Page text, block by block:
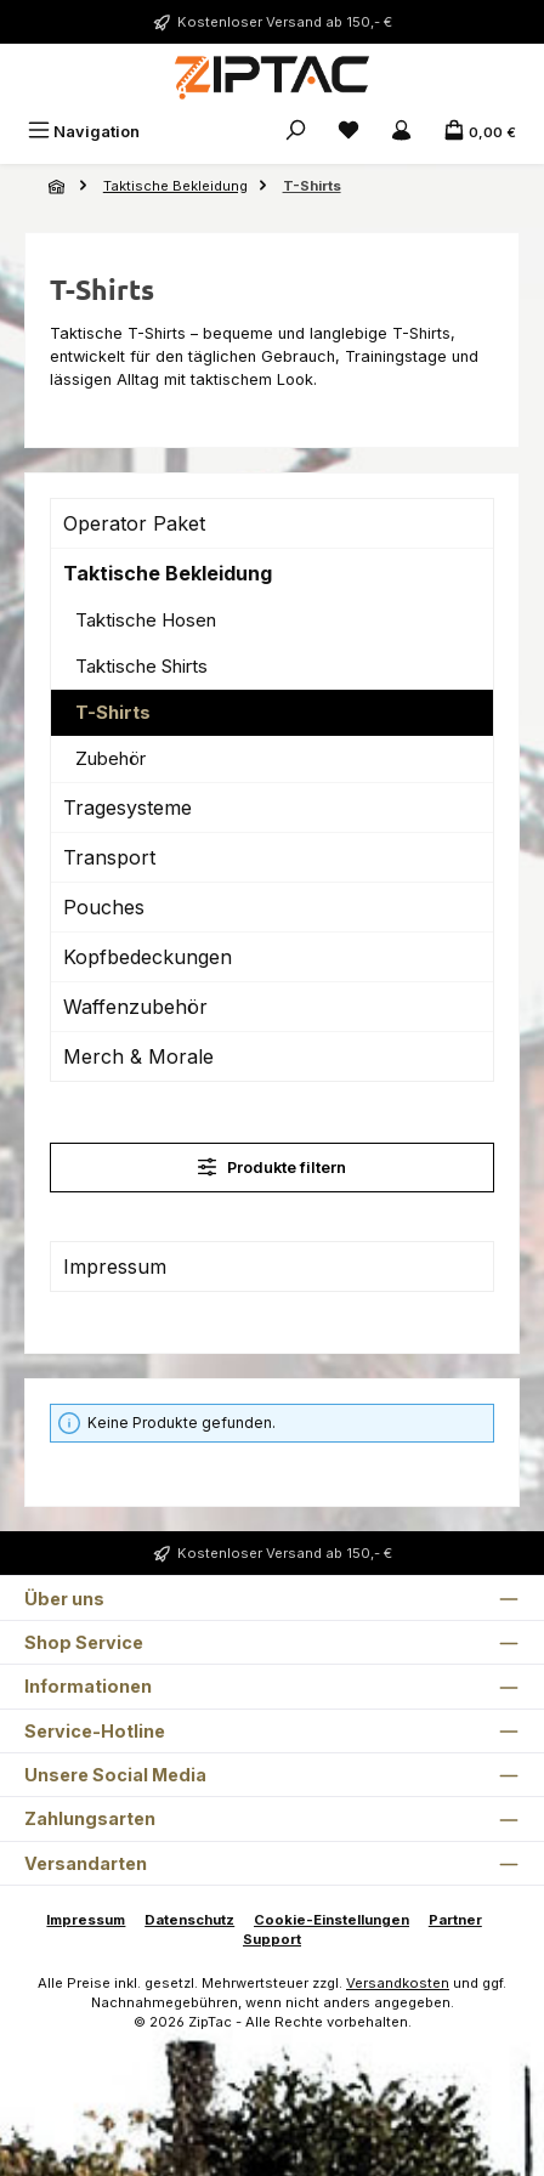
Zum Hauptinhalt springenKostenloser Versand ab 150,- €
Navigation Du hast 0 Produkte auf
0,00 €
Taktische Bekleidung T-Shirts
T-Shirts
Taktische T-Shirts – bequeme und langlebige T-Shirts,
entwickelt für den täglichen Gebrauch, Trainingstage und
lässigen Alltag mit taktischem Look.
Operator Paket
Taktische Bekleidung
Taktische Hosen
Taktische Shirts
T-Shirts
Zubehör
Tragesysteme
Transport
Pouches
Kopfbedeckungen
Waffenzubehör
Merch & Morale
Produkte filtern
Impressum
Keine Produkte gefunden.
Kostenloser Versand ab 150,- €
Über uns
Shop Service
Informationen
Service-Hotline
Unsere Social Media
Zahlungsarten
Versandarten
Impressum Datenschutz Cookie-Einstellungen
Partner
Support
Alle Preise inkl. gesetzl. Mehrwertsteuer zzgl. Versandkosten und ggf.
Nachnahmegebühren, wenn nicht anders angegeben.
© 2026 ZipTac - Alle Rechte vorbehalten.